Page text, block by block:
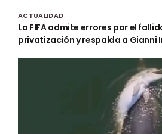
ACTUALIDAD
La FIFA admite errores por el
privatización y respalda a Gianni